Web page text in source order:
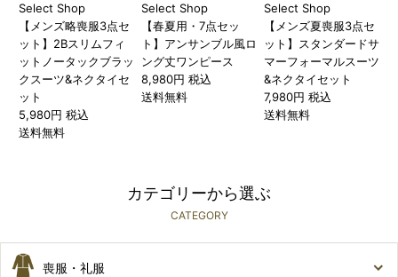
Select Shop
【メンズ略喪服3点セ
ット】2Bスリムフィ
ットノータックブラッ
クスーツ&ネクタイセ
ット
5,980円 税込
送料無料
Select Shop
【春夏用・7点セッ
ト】アンサンブル風ロ
ング丈ワンピース
8,980円 税込
送料無料
Select Shop
【メンズ夏喪服3点セ
ット】スタンダードサ
マーフォーマルスーツ
&ネクタイセット
7,980円 税込
送料無料
カテゴリーから選ぶ
CATEGORY
喪服・礼服